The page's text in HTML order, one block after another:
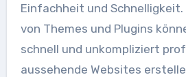
Einfachheit und Schnelligkeit.
von Themes und Plugins
schnell und unkompliziert
aussehende Websites